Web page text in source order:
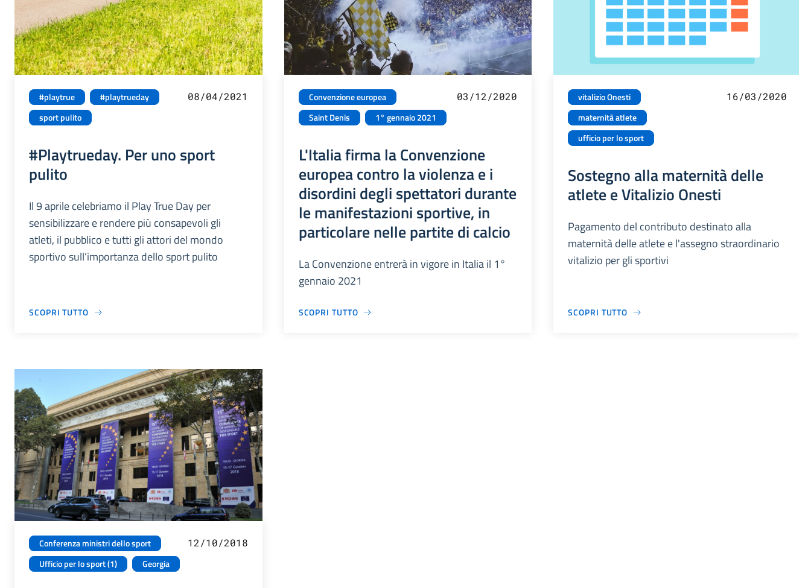
#playtrue
#playtrueday
sport pulito
08/04/2021
#Playtrueday. Per uno sport
pulito
Il 9 aprile celebriamo il Play True Day per
sensibilizzare e rendere più consapevoli gli
atleti, il pubblico e tutti gli attori del mondo
sportivo sull’importanza dello sport pulito
SCOPRI TUTTO
Convenzione europea
Saint Denis
1° gennaio 2021
03/12/2020
L'Italia firma la Convenzione
europea contro la violenza e i
disordini degli spettatori durante
le manifestazioni sportive, in
particolare nelle partite di calcio
La Convenzione entrerà in vigore in Italia il 1°
gennaio 2021
SCOPRI TUTTO
vitalizio Onesti
maternità atlete
ufficio per lo sport
16/03/2020
Sostegno alla maternità delle
atlete e Vitalizio Onesti
Pagamento del contributo destinato alla
maternità delle atlete e l'assegno straordinario
vitalizio per gli sportivi
SCOPRI TUTTO
Conferenza ministri dello sport
Ufficio per lo sport (1)
Georgia
12/10/2018